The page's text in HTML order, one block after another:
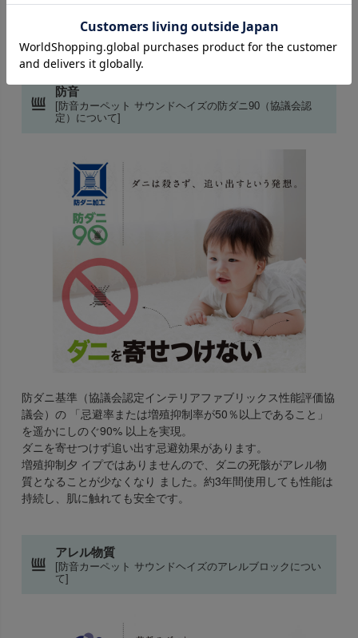
の衝撃音を、吸収・緩和するカーペットです。適度な弾力性が
あり、転倒時の衝撃をやわらげるので、お子様やお年寄りのい
らっしゃるご家庭におすすめです。
防音
[防音カーペット サウンドヘイズの防ダニ90（協議会認
定）について]
防ダニ基準（協議会認定インテリアファブリックス性能評価協
議会）の 「忌避率または増殖抑制率が50％以上であること」
を遥かにしのぐ90% 以上を実現。
ダニを寄せつけず追い出す忌避効果があります。
増殖抑制夕 イプではありませんので、ダニの死骸がアレル物
質となることが少なくなり ました。約3年間使用しても性能は
持続し、肌に触れても安全です。
アレル物質
[防音カーペット サウンドヘイズのアレルブロックについ
て]